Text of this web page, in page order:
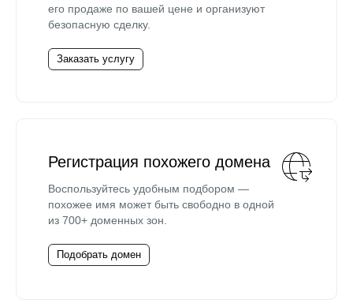
его продаже по вашей цене и организуют
безопасную сделку.
Заказать услугу
Регистрация похожего домена
Воспользуйтесь удобным подбором —
похожее имя может быть свободно в одной
из 700+ доменных зон.
Подобрать домен